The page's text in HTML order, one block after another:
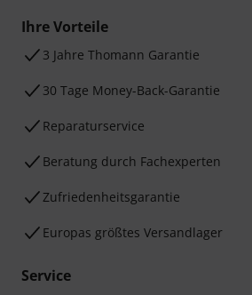
Ihre Vorteile
3 Jahre Thomann Garantie
30 Tage Money-Back-Garantie
Reparaturservice
Beratung durch Fachexperten
Zufriedenheitsgarantie
Europas größtes Versandlager
Service